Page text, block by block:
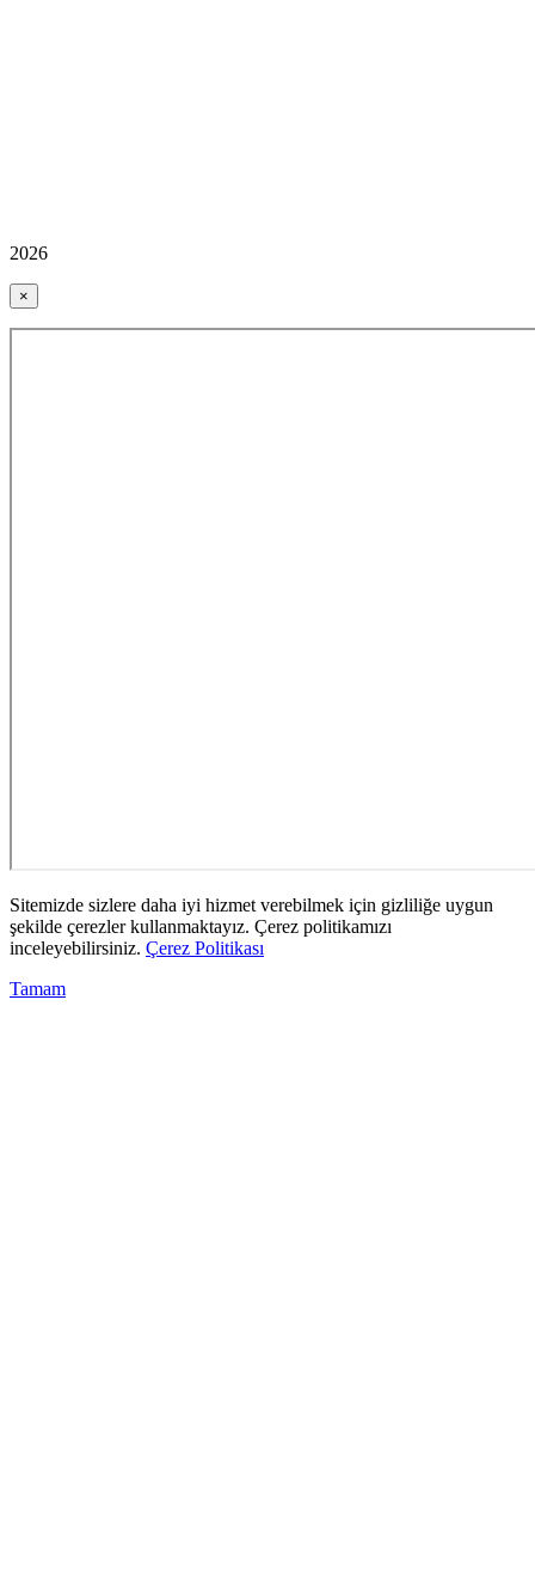
2026
×
Sitemizde sizlere daha iyi hizmet verebilmek için gizliliğe uygun
şekilde çerezler kullanmaktayız. Çerez politikamızı
inceleyebilirsiniz. Çerez Politikası
Tamam